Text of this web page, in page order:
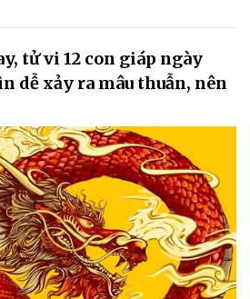
tử vi 12 con giáp ngày
dễ xảy ra mâu thuẫn, nên